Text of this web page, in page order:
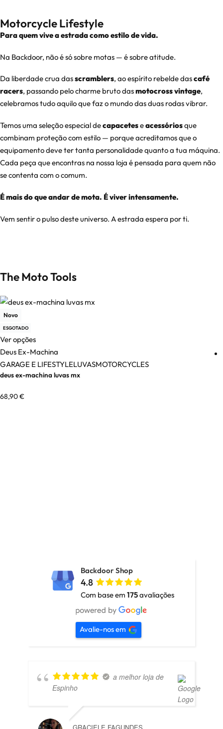
Motorcycle Lifestyle
Para quem vive a estrada como estilo de vida.
Na Backdoor, não é só sobre motas — é sobre atitude.
Da liberdade crua dasscramblers, ao espírito rebelde dascafé
racers, passando pelo charme bruto dasmotocross vintage,
celebramos tudo aquilo que faz o mundo das duas rodas vibrar.
Temos uma seleção especial decapaceteseacessóriosque
combinam proteção com estilo — porque acreditamos que o
equipamento deve ter tanta personalidade quanto a tua máquina.
Cada peça que encontras na nossa loja é pensada para quem não
se contenta com o comum.
É mais do que andar de mota. É viver intensamente.
Vem sentir o pulso deste universo. A estrada espera por ti.
The Moto Tools
Novo
ESGOTADO
Ver opções
Deus Ex-Machina
GARAGE E LIFESTYLELUVASMOTORCYCLES
deus ex-machina luvas mx
68,90€
Backdoor Shop
4.8
Com base em 175avaliações
Avalie-nos em
a melhor loja de
Espinho
GRACIELE FAGUNDES